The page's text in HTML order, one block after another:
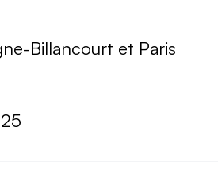
Billancourt et Paris